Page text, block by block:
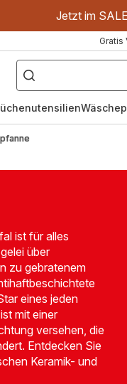
Jetzt im
Gratis
["OptiGrill","Easy
Fry","Pfanne"]
ist für alles
über
zu gebratenem
eines jeden
mit einer
versehen, die
Entdecken Sie
Keramik- und